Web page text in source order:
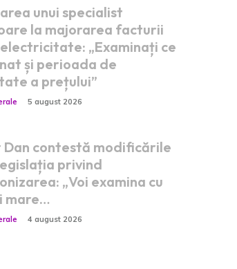
unui specialist
la majorarea facturii
„Examinați ce
și perioada de
a prețului”
5 august 2026
Dan contestă modificările
privind
„Voi examina cu
mare…
4 august 2026